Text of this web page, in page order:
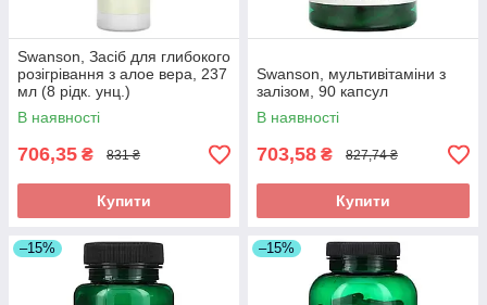
Swanson, Засіб для глибокого
розігрівання з алое вера, 237
мл (8 рідк. унц.)
В наявності
706,35 ₴ 831 ₴
Купити
Swanson, мультивітаміни з
залізом, 90 капсул
В наявності
703,58 ₴ 827,74 ₴
Купити
–15% –15%